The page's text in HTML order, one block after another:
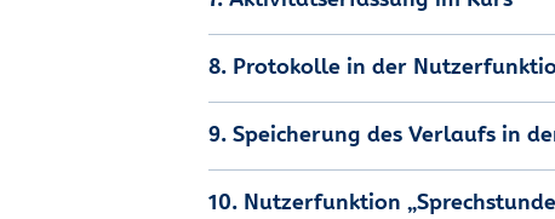
8. Protokolle in der
9. Speicherung des Verlaufs in
10. Nutzerfunktion